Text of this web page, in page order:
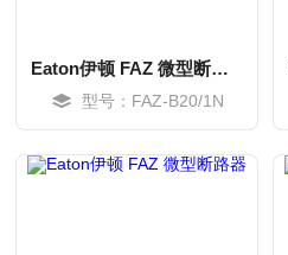
Eaton伊顿 FAZ 微型断路器
型号：FAZ-B20/1N